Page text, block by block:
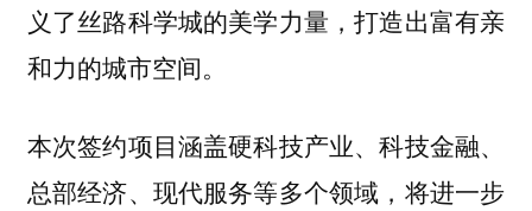
义了丝路科学城的美学力量，打造出富有亲
和力的城市空间。
本次签约项目涵盖硬科技产业、科技金融、
总部经济、现代服务等多个领域，将进一步